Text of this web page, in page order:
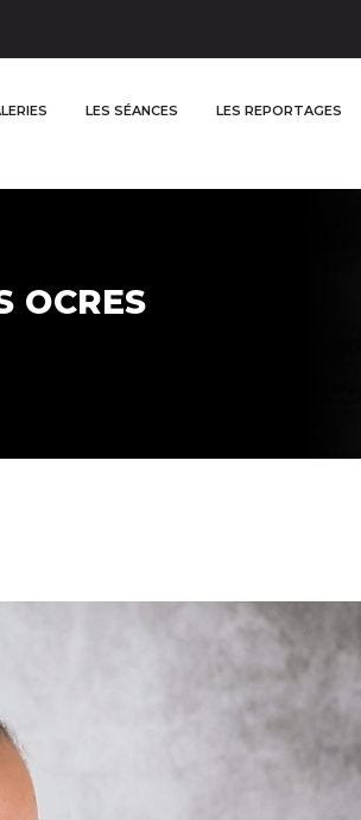
LES SÉANCES LES REPORTAGES
OCRES